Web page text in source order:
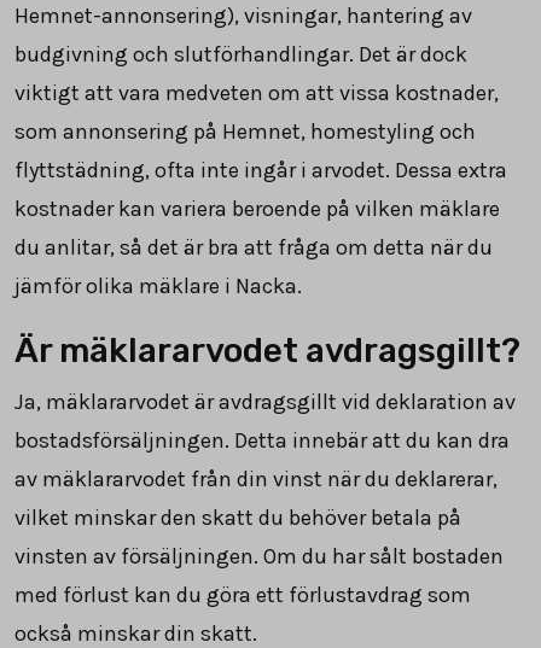
Hemnet-annonsering), visningar, hantering av
budgivning och slutförhandlingar. Det är dock
viktigt att vara medveten om att vissa kostnader,
som annonsering på Hemnet, homestyling och
flyttstädning, ofta inte ingår i arvodet. Dessa extra
kostnader kan variera beroende på vilken mäklare
du anlitar, så det är bra att fråga om detta när du
jämför olika mäklare i Nacka.
Är mäklararvodet avdragsgillt?
Ja, mäklararvodet är avdragsgillt vid deklaration av
bostadsförsäljningen. Detta innebär att du kan dra
av mäklararvodet från din vinst när du deklarerar,
vilket minskar den skatt du behöver betala på
vinsten av försäljningen. Om du har sålt bostaden
med förlust kan du göra ett förlustavdrag som
också minskar din skatt.